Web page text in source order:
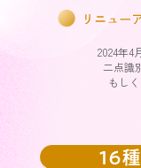
2024年
二点識
もし